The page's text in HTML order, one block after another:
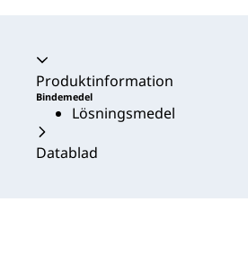
Produktinformation
Bindemedel
Lösningsmedel
Datablad